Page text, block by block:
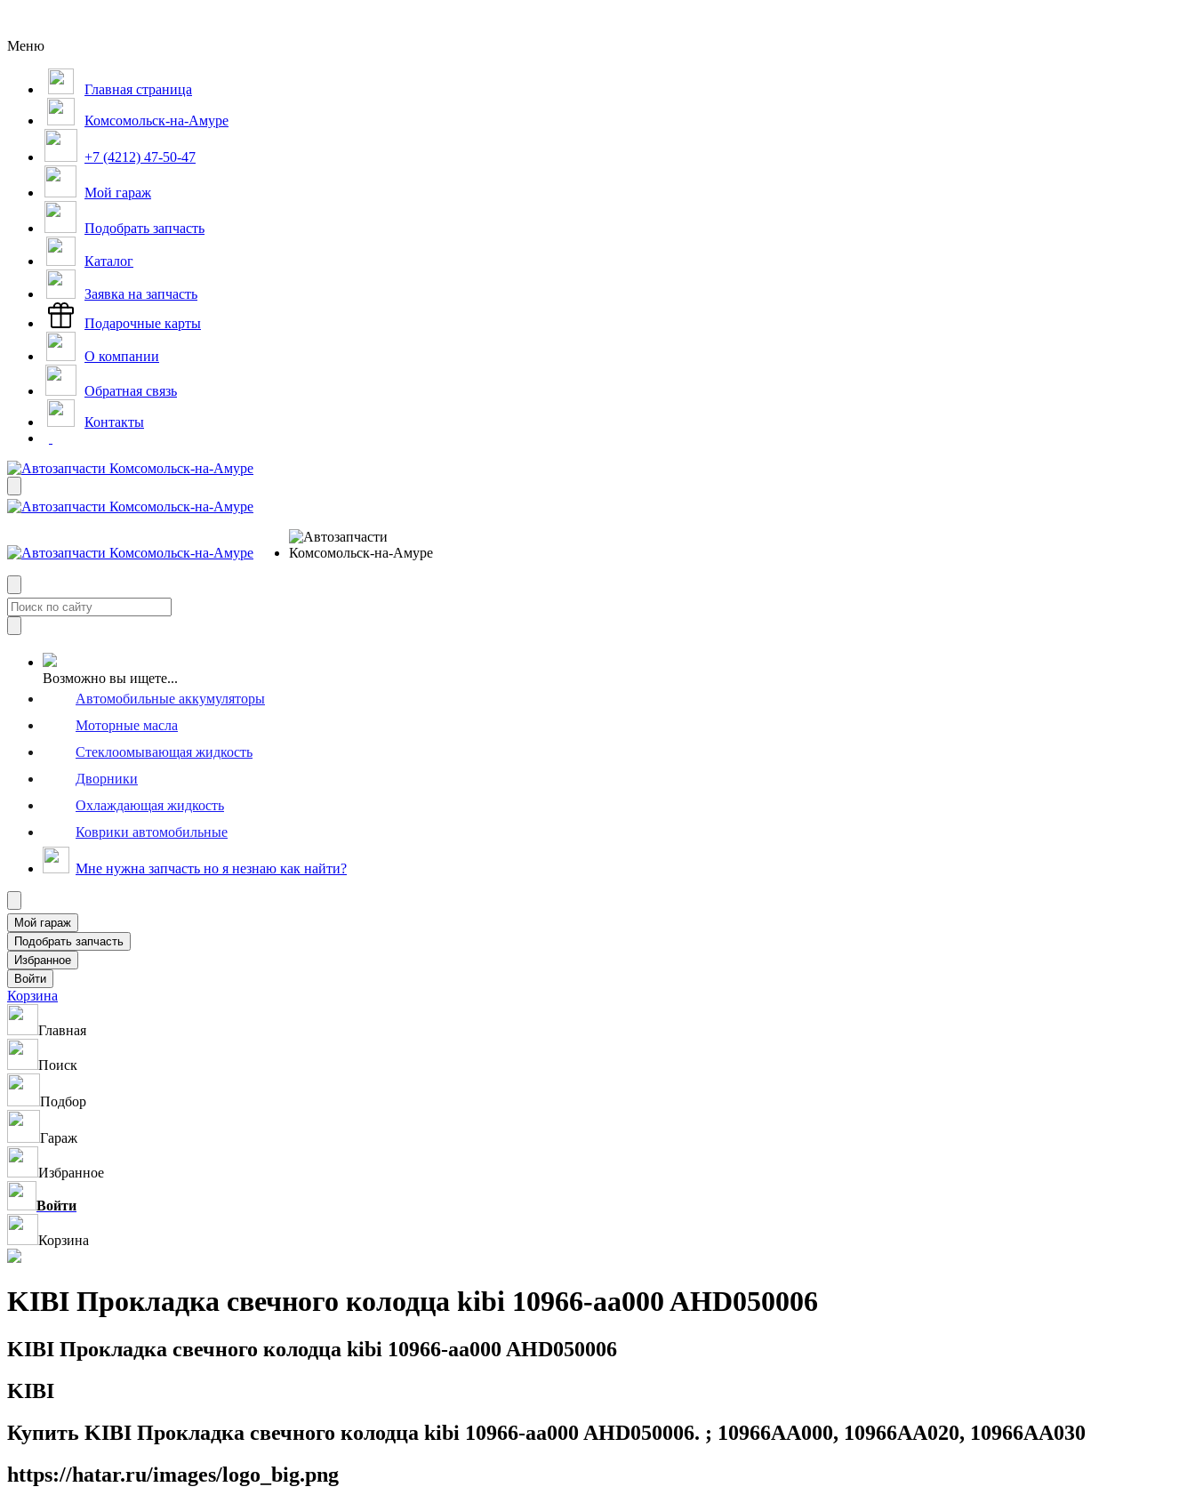
Меню
Главная страница
Комсомольск-на-Амуре
+7 (4212) 47-50-47
Мой гараж
Подобрать запчасть
Каталог
Заявка на запчасть
Подарочные карты
О компании
Обратная связь
Контакты
Возможно вы ищете...
Автомобильные аккумуляторы
Моторные масла
Стеклоомывающая жидкость
Дворники
Охлаждающая жидкость
Коврики автомобильные
Мне нужна запчасть но я незнаю как найти?
Корзина
Главная
Поиск
Подбор
Гараж
Избранное
Войти
Корзина
KIBI Прокладка свечного колодца kibi 10966-aa000 AHD050006
KIBI Прокладка свечного колодца kibi 10966-aa000 AHD050006
KIBI
Купить KIBI Прокладка свечного колодца kibi 10966-aa000 AHD050006. ; 10966AA000, 10966AA020, 10966AA030
https://hatar.ru/images/logo_big.png